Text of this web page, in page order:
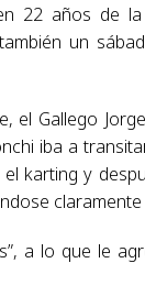
22 años de
un
el Gallego
iba a
karting y
a lo que le